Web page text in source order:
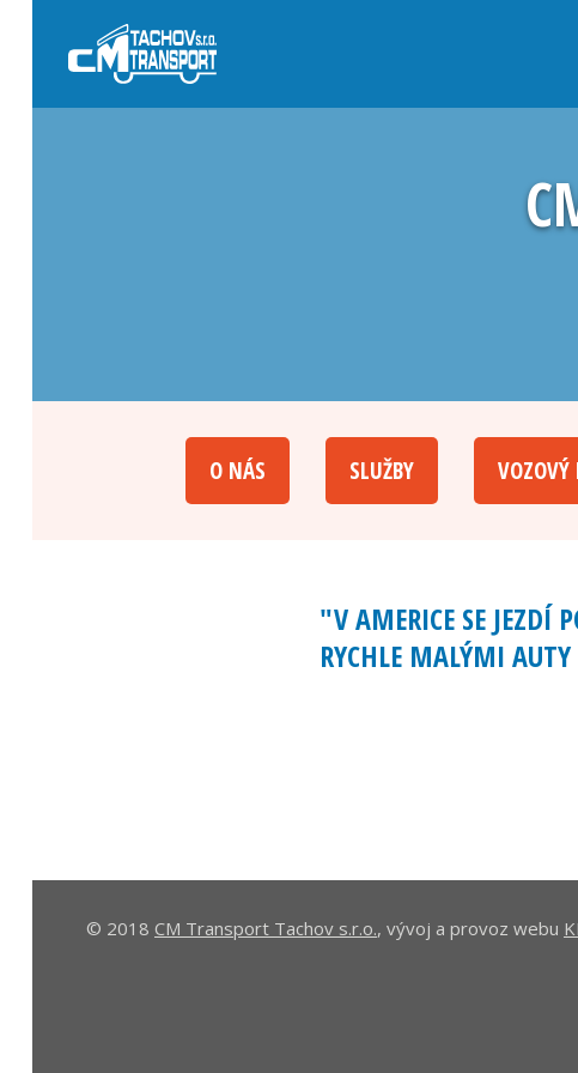
O NÁS SLUŽBY VOZOVÝ
"V AMERICE SE JEZDÍ
RYCHLE MALÝMI
(JAN
© 2018 CM Transport Tachov s.r.o., vývoj a provoz webu